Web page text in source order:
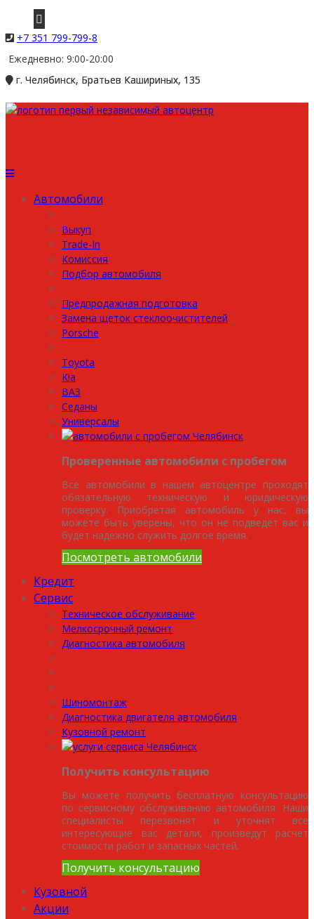
+7 351 799-799-8
Ежедневно: 9:00-20:00
г. Челябинск, Братьев Кашириных, 135
Автомобили
Выкуп
Trade-In
Комиссия
Подбор автомобиля
Предпродажная подготовка
Замена щеток стеклоочистителей
Porsche
Toyota
Kia
ВАЗ
Седаны
Универсалы
Проверенные автомобили с пробегом
Все автомобили в нашем автоцентре проходят
обязательную техническую и юридическую
проверку. Приобретая автомобиль у нас, вы
можете быть уверены, что он не подведет вас и
будет надежно служить долгое время.
Посмотреть автомобили
Кредит
Сервис
Техническое обслуживание
Мелкосрочный ремонт
Диагностика автомобиля
Шиномонтаж
Диагностика двигателя автомобиля
Кузовной ремонт
Получить консультацию
Вы можете получить бесплатную консультацию
по сервисному обслуживанию автомобиля. Наши
специалисты перезвонят и уточнят все
интересующие вас детали, произведут расчет
стоимости работ и запасных частей.
Получить консультацию
Кузовной
Акции